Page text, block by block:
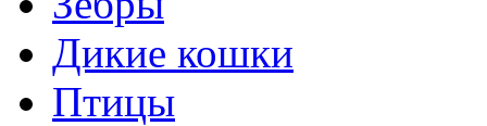
Дикие кошки
Птицы